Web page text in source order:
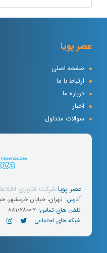
عصر پویا
صفحه اصلی
ارتباط با ما
درباره ما
اخبار
سوالات متداول
عصر پویا شرکت فناوری
آدرس: تهران، خیابان خرمشهر،
تلفن های تماس: ۸۸۱۰۲۸۰۰-۲
شبکه های اجتماعی: